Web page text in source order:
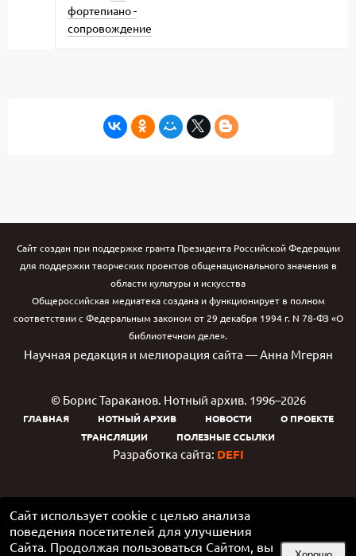
Сайт использует cookie с целью анализа
поведения посетителей для улучшения
Сайта. Продолжая пользоваться Сайтом, вы
фортепиано -
сопровождение
Сайт создан при поддержке гранта Президента Российской Федерации
для поддержки творческих проектов общенационального значения в
области культуры и искусства
Общероссийская медиатека создана и функционирует в полном
соответствии с Федеральным законом от 29 декабря 1994 г. N 78-ФЗ «О
библиотечном деле».
Научная редакция и мелиорация сайта — Анна Мгерян
© Борис Тараканов. Нотный архив. 1996–2026
ГЛАВНАЯ НОТНЫЙ АРХИВ НОВОСТИ
О ПРОЕКТЕ
ТРАНСЛЯЦИИ
ПОЛЕЗНЫЕ ССЫЛКИ
Разработка сайта: DEFI